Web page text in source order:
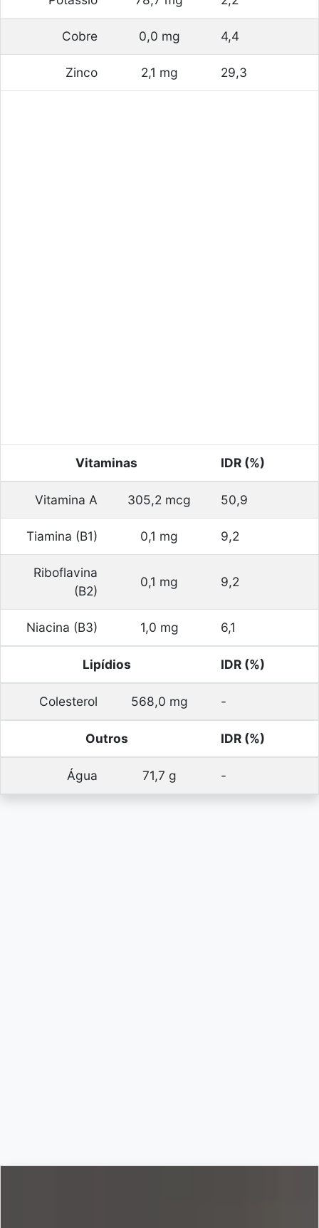
Cobre 0,0 mg 4,4
Zinco 2,1 mg 29,3
Vitaminas IDR (%)
Vitamina A 305,2 mcg 50,9
Tiamina (B1) 0,1 mg 9,2
Riboflavina
(B2)
0,1 mg 9,2
Niacina (B3) 1,0 mg 6,1
Lipídios IDR (%)
Colesterol 568,0 mg -
Outros IDR (%)
Água 71,7 g -